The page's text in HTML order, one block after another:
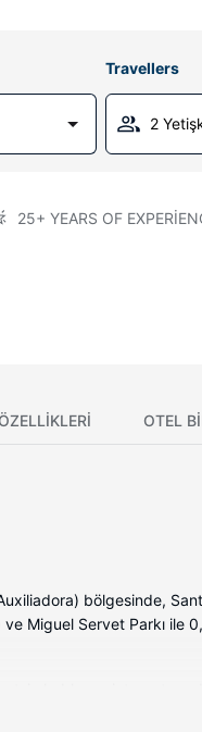
Travellers
2
25+ YEARS OF
OTEL
bölgesinde,
Miguel Servet Parkı ile